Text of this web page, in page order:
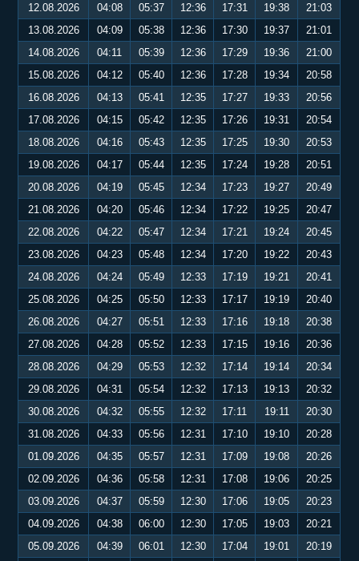
12.08.2026
04:08 05:37 12:36 17:31 19:38
21:03
13.08.2026
04:09 05:38 12:36 17:30 19:37
21:01
14.08.2026
04:11 05:39 12:36 17:29 19:36
21:00
15.08.2026
04:12 05:40 12:36 17:28 19:34
20:58
16.08.2026
04:13 05:41 12:35 17:27 19:33
20:56
17.08.2026
04:15 05:42 12:35 17:26 19:31
20:54
18.08.2026
04:16 05:43 12:35 17:25 19:30
20:53
19.08.2026
04:17 05:44 12:35 17:24 19:28
20:51
20.08.2026
04:19 05:45 12:34 17:23 19:27
20:49
21.08.2026
04:20 05:46 12:34 17:22 19:25
20:47
22.08.2026
04:22 05:47 12:34 17:21 19:24
20:45
23.08.2026
04:23 05:48 12:34 17:20 19:22
20:43
24.08.2026
04:24 05:49 12:33 17:19 19:21
20:41
25.08.2026
04:25 05:50 12:33 17:17 19:19
20:40
26.08.2026
04:27 05:51 12:33 17:16 19:18
20:38
27.08.2026
04:28 05:52 12:33 17:15 19:16
20:36
28.08.2026
04:29 05:53 12:32 17:14 19:14
20:34
29.08.2026
04:31 05:54 12:32 17:13 19:13
20:32
30.08.2026
04:32 05:55 12:32 17:11 19:11
20:30
31.08.2026
04:33 05:56 12:31 17:10 19:10
20:28
01.09.2026
04:35 05:57 12:31 17:09 19:08
20:26
02.09.2026
04:36 05:58 12:31 17:08 19:06
20:25
03.09.2026
04:37 05:59 12:30 17:06 19:05
20:23
04.09.2026
04:38 06:00 12:30 17:05 19:03
20:21
05.09.2026
04:39 06:01 12:30 17:04 19:01
20:19